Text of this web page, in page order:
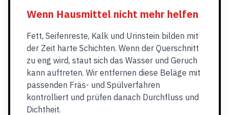
Wenn Hausmittel nicht mehr helfen
Fett, Seifenreste, Kalk und Urinstein bilden mit
der Zeit harte Schichten. Wenn der Querschnitt
zu eng wird, staut sich das Wasser und Geruch
kann auftreten. Wir entfernen diese Beläge mit
passenden Fräs- und Spülverfahren
kontrolliert und prüfen danach Durchfluss und
Dichtheit.